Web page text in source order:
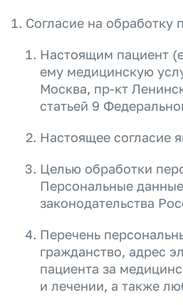
Согласие на обработку
Настоящим пациент
ему медицинскую
Москва, пр-кт
статьей 9
Настоящее согласие
Целью обработки
Персональные
законодательства
Перечень
гражданство, адрес
пациента за
и лечении, а также